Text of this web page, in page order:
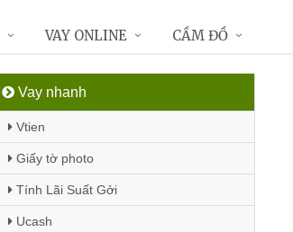
Vay nhanh
Vtien
Giấy tờ photo
Tính Lãi Suất Gởi
Ucash
VAY ONLINE CẦM ĐỒ